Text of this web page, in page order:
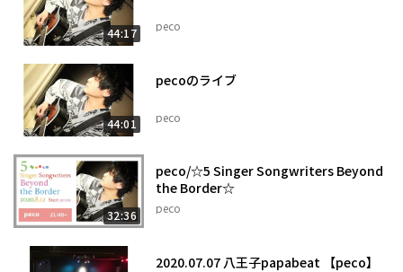
44:17 peco
44:01
pecoのライブ
peco
32:36
peco/☆5 Singer Songwriters Beyond
the Border☆
peco
2020.07.07 八王子papabeat 【peco】